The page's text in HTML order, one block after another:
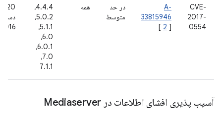
CVE-
2017-
0554
A-
33815946
[ 2 ]
در حد
متوسط
همه
4.4.4،
5.0.2،
5.1.1،
6.0،
6.0.1،
7.0،
7.1.1
20
2016
آسیب پذیری افشای اطلاعات در Mediaserver